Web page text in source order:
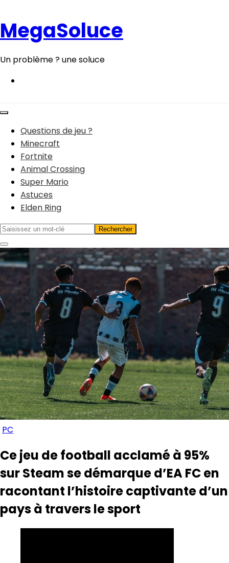
contenu
MegaSoluce
Un problème ? une soluce
Questions de jeu ?
Minecraft
Fortnite
Animal Crossing
Super Mario
Astuces
Elden Ring
PC
Ce jeu de football acclamé à 95%
sur Steam se démarque d’EA FC en
racontant l’histoire captivante d’un
pays à travers le sport